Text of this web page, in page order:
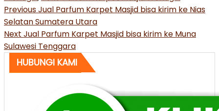
Post
navigation
Previous
Post
PreviousJual Parfum Karpet Masjid bisa kirim ke Nias
Selatan Sumatera Utara
Next
Post
Next Jual Parfum Karpet Masjid bisa kirim ke Muna
Sulawesi Tenggara
HUBUNGI KAMI